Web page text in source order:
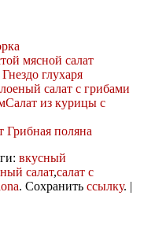
мясной салат
глухаря
салат с грибами
Салат из курицы с
Грибная поляна
вкусный
салат,салат с
. Сохранить ссылку. |